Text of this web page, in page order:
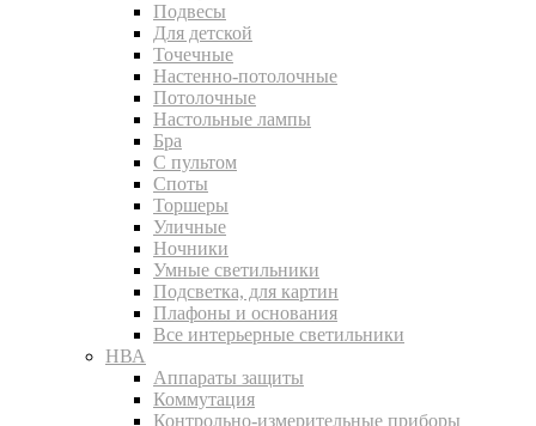
Подвесы
Для детской
Точечные
Настенно-потолочные
Потолочные
Настольные лампы
Бра
С пультом
Споты
Торшеры
Уличные
Ночники
Умные светильники
Подсветка, для картин
Плафоны и основания
Все интерьерные светильники
НВА
Аппараты защиты
Коммутация
Контрольно-измерительные приборы